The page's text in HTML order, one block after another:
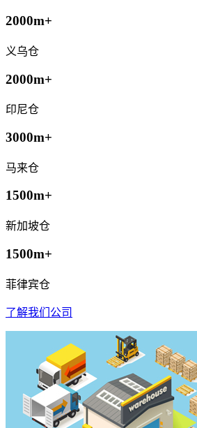
2000m+
义乌仓
2000m+
印尼仓
3000m+
马来仓
1500m+
新加坡仓
1500m+
菲律宾仓
了解我们公司